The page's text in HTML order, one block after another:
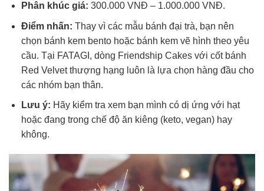
Phân khúc giá: 300.000 VNĐ – 1.000.000 VNĐ.
Điểm nhấn: Thay vì các mẫu bánh đại trà, bạn nên
chọn bánh kem bento hoặc bánh kem vẽ hình theo yêu
cầu. Tại FATAGI, dòng Friendship Cakes với cốt bánh
Red Velvet thượng hạng luôn là lựa chọn hàng đầu cho
các nhóm bạn thân.
Lưu ý: Hãy kiểm tra xem bạn mình có dị ứng với hạt
hoặc đang trong chế độ ăn kiêng (keto, vegan) hay
không.